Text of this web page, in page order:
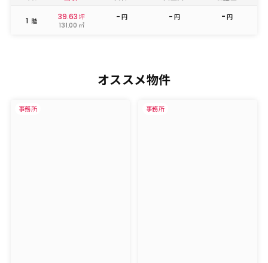
1 階 39.63 坪
131.00 ㎡
- 円 - 円 - 円
オススメ物件
事務所 事務所